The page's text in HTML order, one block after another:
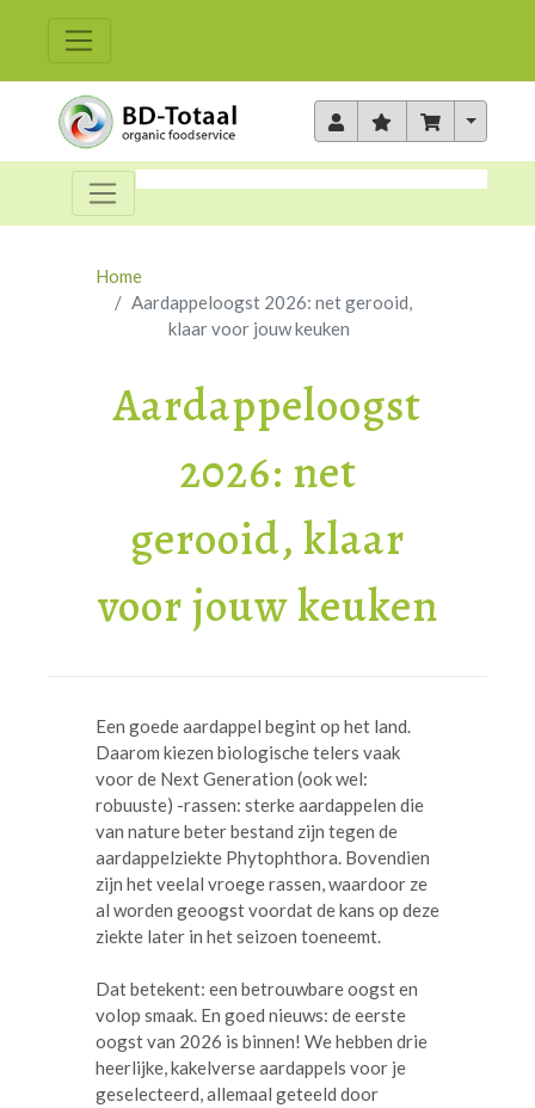
Toggle
Home
Aardappeloogst 2026: net gerooid,
klaar voor jouw keuken
Aardappeloogst
2026: net
gerooid, klaar
voor jouw keuken
Een goede aardappel begint op het land.
Daarom kiezen biologische telers vaak
voor de Next Generation (ook wel:
robuuste) -rassen: sterke aardappelen die
van nature beter bestand zijn tegen de
aardappelziekte Phytophthora. Bovendien
zijn het veelal vroege rassen, waardoor ze
al worden geoogst voordat de kans op deze
ziekte later in het seizoen toeneemt.
Dat betekent: een betrouwbare oogst en
volop smaak. En goed nieuws: de eerste
oogst van 2026 is binnen! We hebben drie
heerlijke, kakelverse aardappels voor je
geselecteerd, allemaal geteeld door